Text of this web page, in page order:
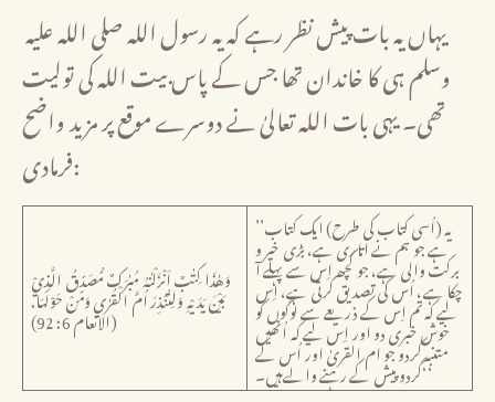
یہاں یہ بات پیش نظر رہے کہ یہ رسول اللہ صلی اللہ علیہ
وسلم ہی کا خاندان تھا جس کے پاس بیت اللہ کی تولیت
تھی۔ یہی بات اللہ تعالیٰ نے دوسرے موقع پر مزید واضح
فرمادی:
وَهٰذَا كِتٰبٌ اَنْزَلْنٰهُ مُبٰرَكٌ مُّصَدِّقُ الَّذِيْ
بَيْنَ يَدَيْهِ وَلِتُنْذِرَ اُمَّ الْقُرٰي وَمَنْ حَوْلَهَا.
’’یہ (اُسی کتاب کی طرح) ایک کتاب
ہے جو ہم نے اتاری ہے، بڑی خیر و
برکت والی ہے، جو کچھ اِس سے پہلے آ
چکا ہے، اُس کی تصدیق کرتی ہے، اِس
لیے کہ تم اِس کے ذریعے سے لوگوں کو
خوش خبری دو اور اِس لیے کہ اُنھیں
متنبہ کردو جو ام القریٰ اور اُس کے
گردوپیش کے رہنے والےہیں۔‘‘